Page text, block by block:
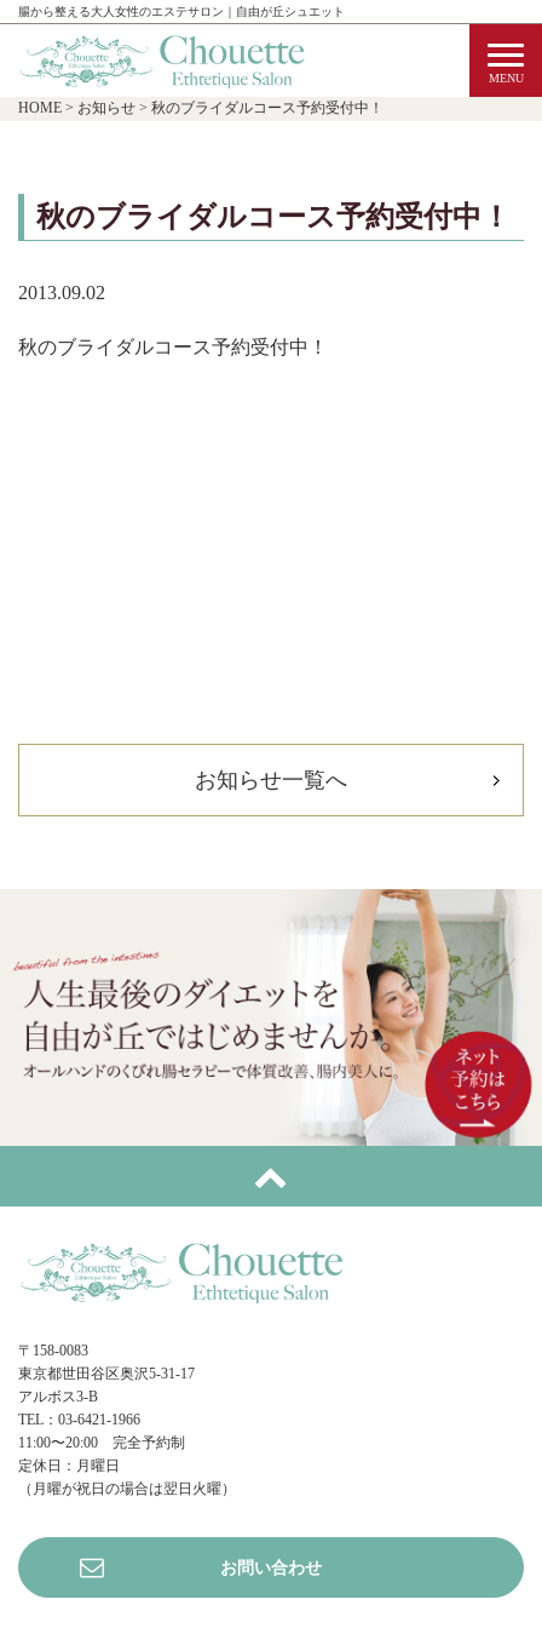
腸から整える大人女性のエステサロン｜自由が丘シュエット
HOME > お知らせ > 秋のブライダルコース予約受付中！
秋のブライダルコース予約受付中！
2013.09.02
秋のブライダルコース予約受付中！
お知らせ一覧へ
〒158-0083
東京都世田谷区奥沢5-31-17
アルボス3-B
TEL：03-6421-1966
11:00〜20:00 完全予約制
定休日：月曜日
（月曜が祝日の場合は翌日火曜）
お問い合わせ